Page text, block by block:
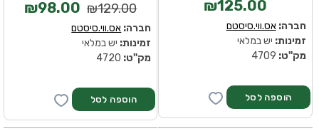
₪129.00
₪98.00
חברה: אס.ווי.סיסטם
זמינות: יש במלאי
מק''ט:
₪125.00
חברה:אס.ווי.סיסטם
זמינות: יש במלאי
מק''ט: